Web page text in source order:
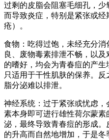
过剩的皮脂会阻塞毛细孔，
而导致炎症，特别是紧张或
疮）。
食物：吃得过饱，未经充分
良、废物毒素排泄不畅，以
的嗜好，均会为青春痘的产生
只适用于干性肌肤的保养。
脂分泌难以排泄。
神经系统：过于紧张或忧虑
素本身即可进行雄性荷尔蒙
泌，最终导致青春痘的形成
的升高而自然地增加，于是